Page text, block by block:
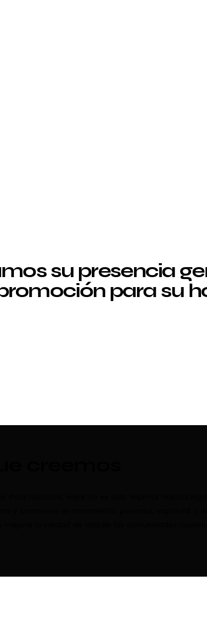
su presencia
para su